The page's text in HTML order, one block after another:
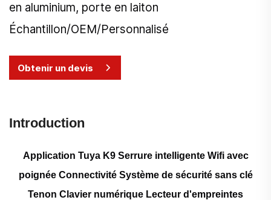
en aluminium, porte en laiton
Échantillon/OEM/Personnalisé
Obtenir un devis
Introduction
Application Tuya K9 Serrure intelligente Wifi avec
poignée Connectivité Système de sécurité sans clé
Tenon Clavier numérique Lecteur d'empreintes